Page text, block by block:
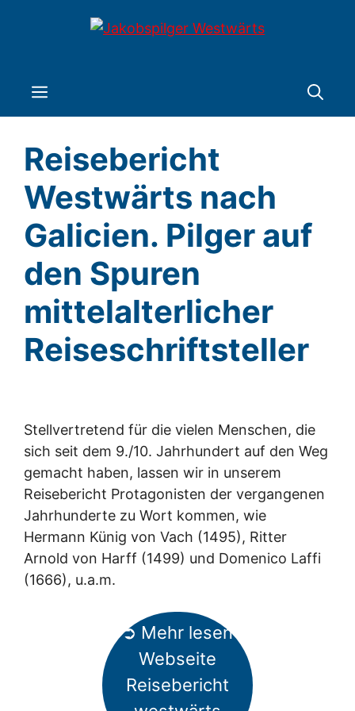
Menü
Reisebericht
Westwärts nach
Galicien. Pilger auf
den Spuren
mittelalterlicher
Reiseschriftsteller
Stellvertretend für die vielen Menschen, die
sich seit dem 9./10. Jahrhundert auf den Weg
gemacht haben, lassen wir in unserem
Reisebericht Protagonisten der vergangenen
Jahrhunderte zu Wort kommen, wie
Hermann Künig von Vach (1495), Ritter
Arnold von Harff (1499) und Domenico Laffi
(1666), u.a.m.
➲ Mehr lesen
Webseite
Reisebericht